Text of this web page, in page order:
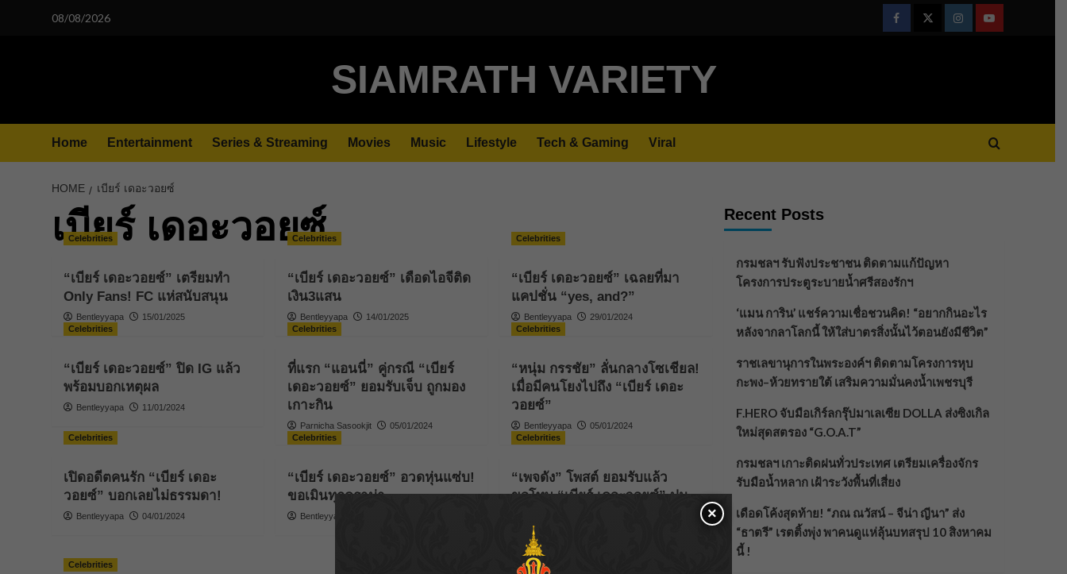
08/08/2026
FacebookTwitterInstagramYoutube
SIAMRATH VARIETY
Home Entertainment Series & Streaming Movies Music Lifestyle Tech & Gaming Viral
HOME เบียร์ เดอะวอยซ์
เบียร์ เดอะวอยซ์
Celebrities
“เบียร์ เดอะวอยซ์” เตรียมทำ
Only Fans! FC แห่สนับสนุน
Bentleyyapa 15/01/2025
Celebrities
“เบียร์ เดอะวอยซ์” เดือดไอจีติด
เงิน3แสน
Bentleyyapa 14/01/2025
Celebrities
“เบียร์ เดอะวอยซ์” เฉลยที่มา
แคปชั่น “yes, and?”
Bentleyyapa
29/01/2024
Celebrities
“เบียร์ เดอะวอยซ์” ปิด IG แล้ว
พร้อมบอกเหตุผล
Bentleyyapa 11/01/2024
Celebrities
ที่แรก “แอนนี่” คู่กรณี “เบียร์
เดอะวอยซ์” ยอมรับเจ็บ ถูกมอง
เกาะกิน
Parnicha Sasookjit 05/01/2024
Celebrities
“หนุ่ม กรรชัย” ลั่นกลางโซเชียล!
เมื่อมีคนโยงไปถึง “เบียร์ เดอะ
วอยซ์”
Bentleyyapa
05/01/2024
Celebrities
เปิดอดีตคนรัก “เบียร์ เดอะ
วอยซ์” บอกเลยไม่ธรรมดา!
Bentleyyapa 04/01/2024
Celebrities
“เบียร์ เดอะวอยซ์” อวดหุ่นแซ่บ!
ขอเมินทุกดราม่า
Bentleyyapa
Celebrities
“เพจดัง” โพสต์ ยอมรับแล้ว
ขอโทษ “เบียร์ เดอะวอยซ์” ปม
เรื่องเลยเถิด
Parnicha Sasookjit
Celebrities
Recent Posts
กรมชลฯ รับฟังประชาชน ติดตามแก้ปัญหา
โครงการประตูระบายน้ำศรีสองรักฯ
‘แมน การิน’ แชร์ความเชื่อชวนคิด! “อยากกินอะไร
หลังจากลาโลกนี้ ให้ใส่บาตรสิ่งนั้นไว้ตอนยังมีชีวิต”
ราชเลขานุการในพระองค์ฯ ติดตามโครงการหุบ
กะพง–ห้วยทรายใต้ เสริมความมั่นคงน้ำเพชรบุรี
F.HERO จับมือเกิร์ลกรุ๊ปมาเลเซีย DOLLA ส่งซิงเกิล
ใหม่สุดสตรอง “G.O.A.T”
กรมชลฯ เกาะติดฝนทั่วประเทศ เตรียมเครื่องจักร
รับมือน้ำหลาก เฝ้าระวังพื้นที่เสี่ยง
เดือดโค้งสุดท้าย! “ภณ ณวัสน์ – จีน่า ญีนา” ส่ง
“ธาตรี” เรตติ้งพุ่ง พาคนดูแห่ลุ้นบทสรุป 10 สิงหาคม
นี้ !
×